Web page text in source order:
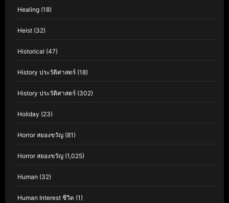
Healing (18)
Heist (32)
Historical (47)
History ประวัติศาสตร์ (18)
History ประวัติศาสตร์ (302)
Holiday (23)
Horror สยองขวัญ (81)
Horror สยองขวัญ (1,025)
Human (32)
Human Interest ชีวิต (1)